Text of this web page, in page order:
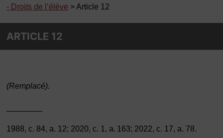
- Droits de l’élève > Article 12
ARTICLE 12
(Remplacé).
1988, c. 84, a. 12; 2020, c. 1, a. 163; 2022, c. 17, a. 78.